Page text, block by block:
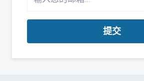
提交